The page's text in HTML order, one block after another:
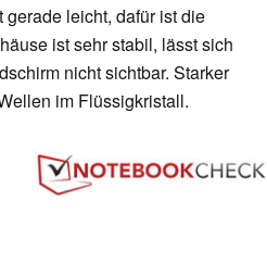
gerade leicht, dafür ist die
ist sehr stabil, lässt sich
nicht sichtbar. Starker
im Flüssigkristall.